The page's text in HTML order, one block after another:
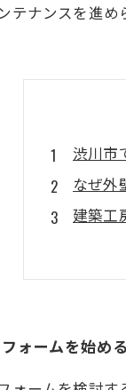
テナンスを進め
渋川市
なぜ外
建築工
施工
完成後
渋川市
ォームを始め